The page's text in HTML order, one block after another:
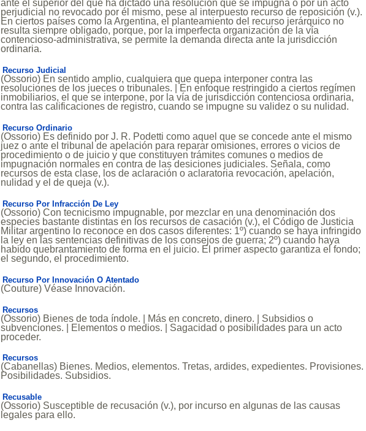
ante el superior del que ha dictado una resolución que se impugna o por un acto
perjudicial no revocado por él mismo, pese al interpuesto recurso de reposición (v.).
En ciertos países como la Argentina, el planteamiento del recurso jerárquico no
resulta siempre obligado, porque, por la imperfecta organización de la vía
contencioso-administrativa, se permite la demanda directa ante la jurisdicción
ordinaria.
Recurso Judicial
(Ossorio) En sentido amplio, cualquiera que quepa interponer contra las
resoluciones de los jueces o tribunales. | En enfoque restringido a ciertos regímen
inmobiliarios, el que se interpone, por la vía de jurisdicción contenciosa ordinaria,
contra las calificaciones de registro, cuando se impugne su validez o su nulidad.
Recurso Ordinario
(Ossorio) Es definido por J. R. Podetti como aquel que se concede ante el mismo
juez o ante el tribunal de apelación para reparar omisiones, errores o vicios de
procedimiento o de juicio y que constituyen trámites comunes o medios de
impugnación normales en contra de las desiciones judiciales. Señala, como
recursos de esta clase, los de aclaración o aclaratoria revocación, apelación,
nulidad y el de queja (v.).
Recurso Por Infracción De Ley
(Ossorio) Con tecnicismo impugnable, por mezclar en una denominación dos
especies bastante distintas en los recursos de casación (v.), el Código de Justicia
Militar argentino lo reconoce en dos casos diferentes: 1º) cuando se haya infringido
la ley en las sentencias definitivas de los consejos de guerra; 2º) cuando haya
habido quebrantamiento de forma en el juicio. El primer aspecto garantiza el fondo;
el segundo, el procedimiento.
Recurso Por Innovación O Atentado
(Couture) Véase Innovación.
Recursos
(Ossorio) Bienes de toda índole. | Más en concreto, dinero. | Subsidios o
subvenciones. | Elementos o medios. | Sagacidad o posibilidades para un acto
proceder.
Recursos
(Cabanellas) Bienes. Medios, elementos. Tretas, ardides, expedientes. Provisiones.
Posibilidades. Subsidios.
Recusable
(Ossorio) Susceptible de recusación (v.), por incurso en algunas de las causas
legales para ello.